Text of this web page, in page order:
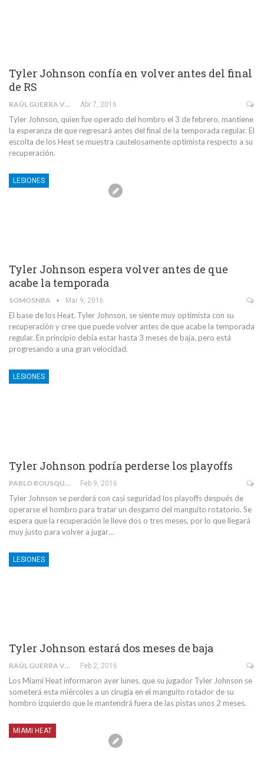
Tyler Johnson confía en volver antes del final
de RS
RAÚL GUERRA VELÁZQUEZ Abr 7, 2016
Tyler Johnson, quien fue operado del hombro el 3 de febrero, mantiene
la esperanza de que regresará antes del final de la temporada regular. El
escolta de los Heat se muestra cautelosamente optimista respecto a su
recuperación.
LESIONES
Tyler Johnson espera volver antes de que
acabe la temporada
SOMOSNBA Mar 9, 2016
El base de los Heat, Tyler Johnson, se siente muy optimista con su
recuperación y cree que puede volver antes de que acabe la temporada
regular. En principio debía estar hasta 3 meses de baja, pero está
progresando a una gran velocidad.
LESIONES
Tyler Johnson podría perderse los playoffs
PABLO BOUSQUETS MUÑOZ Feb 9, 2016
Tyler Johnson se perderá con casi seguridad los playoffs después de
operarse el hombro para tratar un desgarro del manguito rotatorio. Se
espera que la recuperación le lleve dos o tres meses, por lo que llegará
muy justo para volver a jugar…
LESIONES
Tyler Johnson estará dos meses de baja
RAÚL GUERRA VELÁZQUEZ Feb 2, 2016
Los Miami Heat informaron ayer lunes, que su jugador Tyler Johnson se
someterá esta miércoles a un cirugía en el manguito rotador de su
hombro izquierdo que le mantendrá fuera de las pistas unos 2 meses.
MIAMI HEAT